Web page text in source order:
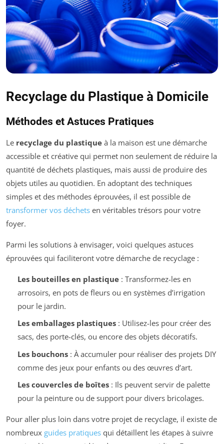
Recyclage du Plastique à Domicile
Méthodes et Astuces Pratiques
Le recyclage du plastique à la maison est une démarche
accessible et créative qui permet non seulement de réduire la
quantité de déchets plastiques, mais aussi de produire des
objets utiles au quotidien. En adoptant des techniques
simples et des méthodes éprouvées, il est possible de
transformer vos déchets en véritables trésors pour votre
foyer.
Parmi les solutions à envisager, voici quelques astuces
éprouvées qui faciliteront votre démarche de recyclage :
Les bouteilles en plastique: Transformez-les en
arrosoirs, en pots de fleurs ou en systèmes d’irrigation
pour le jardin.
Les emballages plastiques: Utilisez-les pour créer des
sacs, des porte-clés, ou encore des objets décoratifs.
Les bouchons: À accumuler pour réaliser des projets DIY
comme des jeux pour enfants ou des œuvres d’art.
Les couvercles de boîtes: Ils peuvent servir de palette
pour la peinture ou de support pour divers bricolages.
Pour aller plus loin dans votre projet de recyclage, il existe de
nombreux guides pratiques qui détaillent les étapes à suivre